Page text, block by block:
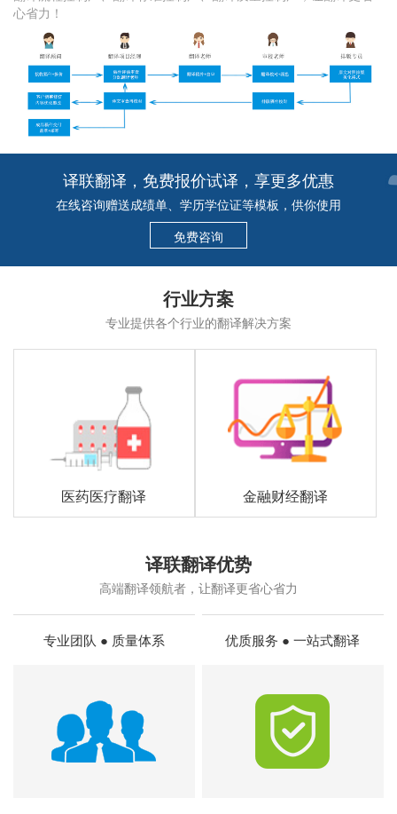
心省力！
译联翻译，免费报价试译，享更多优惠
在线咨询赠送成绩单、学历学位证等模板，供你使用
免费咨询
行业方案
专业提供各个行业的翻译解决方案
医药医疗翻译 金融财经翻译
译联翻译优势
高端翻译领航者，让翻译更省心省力
专业团队 ● 质量体系 优质服务 ● 一站式翻译